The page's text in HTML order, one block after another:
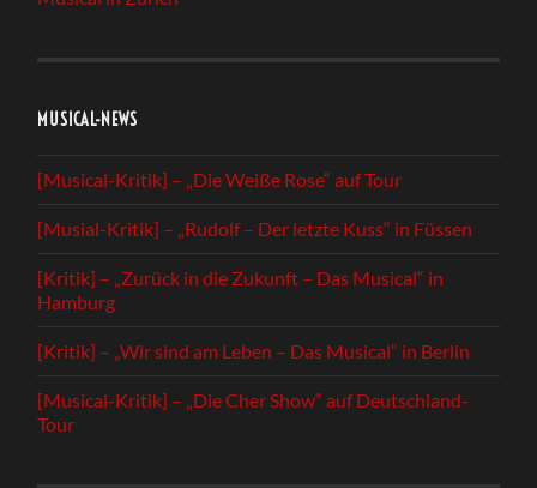
MUSICAL-NEWS
[Musical-Kritik] – „Die Weiße Rose“ auf Tour
[Musial-Kritik] – „Rudolf – Der letzte Kuss“ in Füssen
[Kritik] – „Zurück in die Zukunft – Das Musical“ in
Hamburg
[Kritik] – „Wir sind am Leben – Das Musical“ in Berlin
[Musical-Kritik] – „Die Cher Show“ auf Deutschland-
Tour